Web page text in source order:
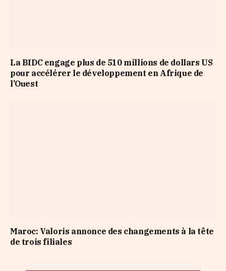
La BIDC engage plus de 510 millions de dollars US
pour accélérer le développement en Afrique de
l’Ouest
Maroc: Valoris annonce des changements à la tête
de trois filiales